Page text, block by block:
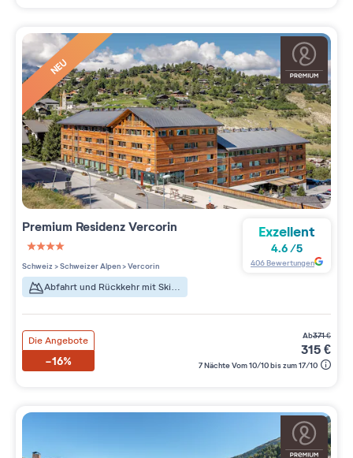
NEU
Premium ResidenzVercorin
4 étoiles sur 5
Schweiz >Schweizer Alpen>Vercorin
Exzellent
4.6/5
406Bewertungen
Die Angebote
-16%
ab371€
315€
7 Nächte Vom 10/10 bis zum 17/10